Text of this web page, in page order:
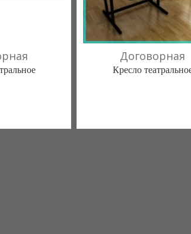
Договорная
Кресло